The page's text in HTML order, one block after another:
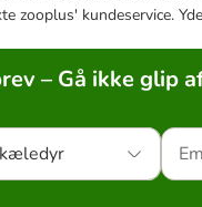
zooplus' kundeservice.
– Gå ikke glip